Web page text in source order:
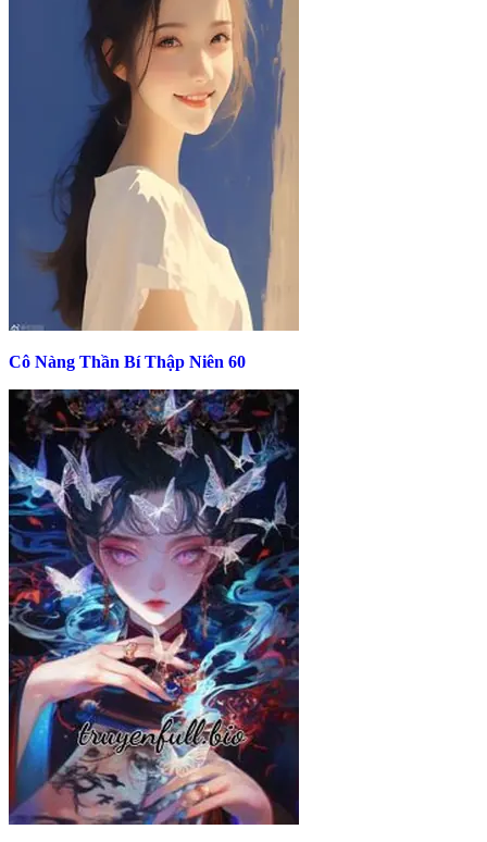
Cô Nàng Thần Bí Thập Niên 60